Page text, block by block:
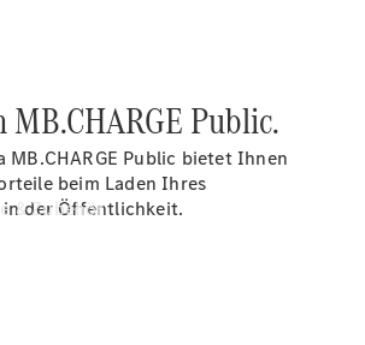
& Zubehör
Public.
Public bietet Ihnen
beim Laden Ihres
der Öffentlichkeit.